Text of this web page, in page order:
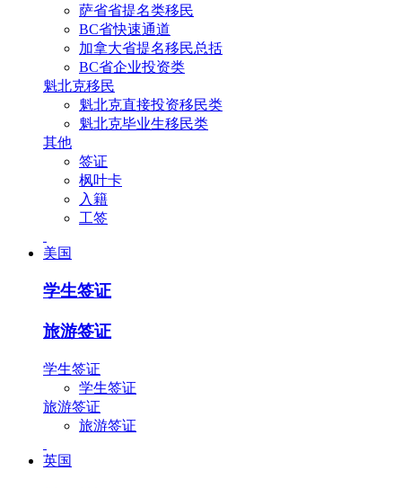
萨省省提名类移民
BC省快速通道
加拿大省提名移民总括
BC省企业投资类
魁北克移民
魁北克直接投资移民类
魁北克毕业生移民类
其他
签证
枫叶卡
入籍
工签
美国
学生签证
旅游签证
学生签证
学生签证
旅游签证
旅游签证
英国